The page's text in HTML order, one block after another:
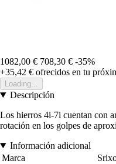
1082,00 € 708,30 € -35%
+35,42 € ofrecidos en tu
Loading...
Descripción
Los hierros 4i-7i cuentan con
rotación en los golpes de
Información adicional
Marca